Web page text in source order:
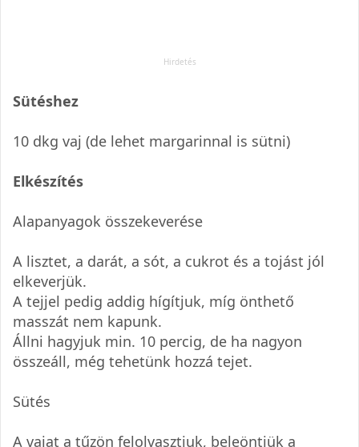
Sütéshez
10 dkg vaj (de lehet margarinnal is sütni)
Elkészítés
Alapanyagok összekeverése
A lisztet, a darát, a sót, a cukrot és a tojást jól
elkeverjük.
A tejjel pedig addig hígítjuk, míg önthető
masszát nem kapunk.
Állni hagyjuk min. 10 percig, de ha nagyon
összeáll, még tehetünk hozzá tejet.
Sütés
A vajat a tűzön felolvasztjuk, beleöntjük a